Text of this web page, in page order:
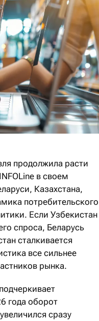
продолжила расти
в своем
Казахстана,
потребительского
Если Узбекистан
спроса, Беларусь
сталкивается
все сильнее
рынка.
года оборот
сразу